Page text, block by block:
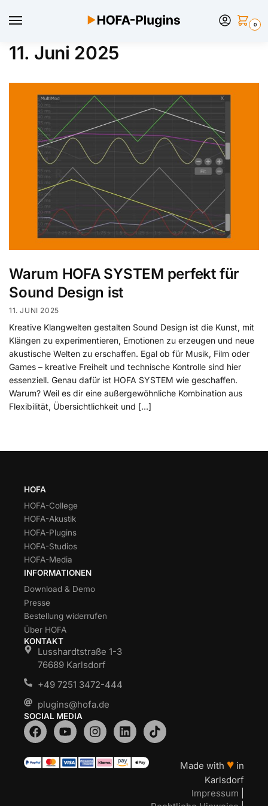
0
11. Juni 2025
Warum HOFA SYSTEM perfekt für
Sound Design ist
11. JUNI 2025
Kreative Klangwelten gestalten Sound Design ist die Kunst, mit
Klängen zu experimentieren, Emotionen zu erzeugen und neue
akustische Welten zu erschaffen. Egal ob für Musik, Film oder
Games – kreative Freiheit und technische Kontrolle sind hier
essenziell. Genau dafür ist HOFA SYSTEM wie geschaffen.
Warum? Weil es dir eine außergewöhnliche Kombination aus
Flexibilität, Übersichtlichkeit und […]
HOFA
HOFA-College
HOFA-Akustik
HOFA-Plugins
HOFA-Studios
HOFA-Media
INFORMATIONEN
Download & Demo
Presse
Bestellung widerrufen
Über HOFA
KONTAKT
Lusshardtstraße 1-3
76689 Karlsdorf
+49 7251 3472-444
plugins@hofa.de
SOCIAL MEDIA
Made with ♥ in
Karlsdorf
Impressum